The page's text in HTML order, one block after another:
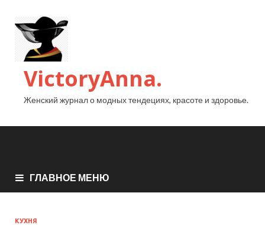
VictoryAnna.
Женский журнал о модных тендециях, красоте и здоровье.
ГЛАВНОЕ МЕНЮ
КУХНЯ